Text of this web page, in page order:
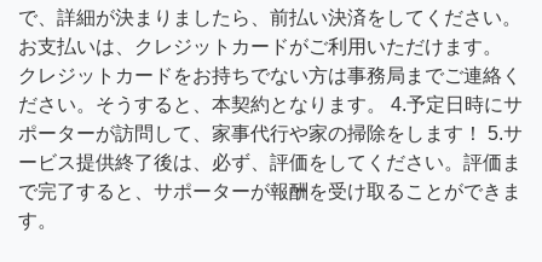
で、詳細が決まりましたら、前払い決済をしてください。
お支払いは、クレジットカードがご利用いただけます。
クレジットカードをお持ちでない方は事務局までご連絡く
ださい。そうすると、本契約となります。 4.予定日時にサ
ポーターが訪問して、家事代行や家の掃除をします！ 5.サ
ービス提供終了後は、必ず、評価をしてください。評価ま
で完了すると、サポーターが報酬を受け取ることができま
す。